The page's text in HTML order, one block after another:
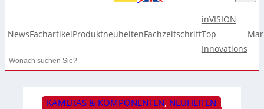
NewsFachartikelProduktneuheitenFachzeitschrift
inVISION
Top
Innovations
Search
KAMERAS & KOMPONENTEN, NEUHEITEN